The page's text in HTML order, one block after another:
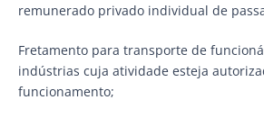
remunerado privado individual de
Fretamento para transporte de
indústrias cuja atividade esteja
funcionamento;